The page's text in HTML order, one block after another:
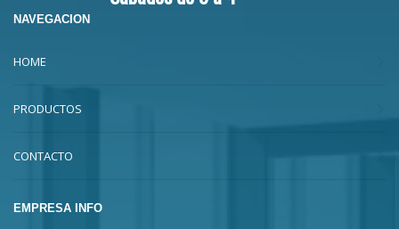
NAVEGACION
HOME
PRODUCTOS
CONTACTO
EMPRESA INFO